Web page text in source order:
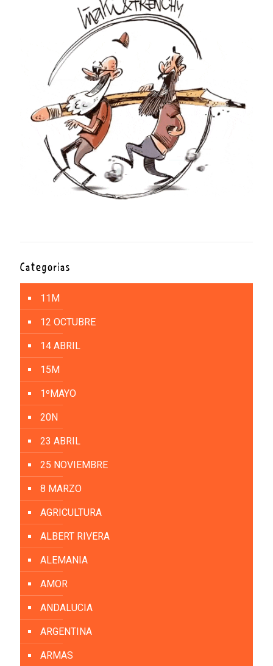
Categorías
11M
12 OCTUBRE
14 ABRIL
15M
1ºMAYO
20N
23 ABRIL
25 NOVIEMBRE
8 MARZO
AGRICULTURA
ALBERT RIVERA
ALEMANIA
AMOR
ANDALUCIA
ARGENTINA
ARMAS